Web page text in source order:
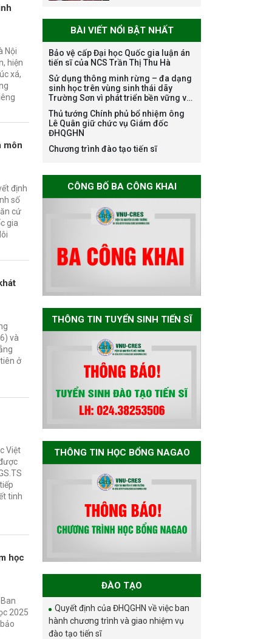
Nội
hiện
xá,
môn
định
số
cứ
gia
và
ở
Việt
tinh
học
2025
chuyên môn dùng
chung trong
ĐHQGHN
Bảo vệ luận án tiến
sĩ của NCS Trương
Mạnh Tuấn
sĩ của NCS Nguyễn
Thế Thông
Thông báo chương
trình học bổng
2027
họp Tiểu ban
chuyên môn đánh
giá hồ sơ chuyên
môn cho các thí
sinh dự tuyển
nghiên cứu sinh
đợt 1 năm 2026
Thông báo danh
sách thí sinh đủ
điều kiện dự tuyển
Chương trình đào
tạo tiến sĩ chuyên
ngành Môi trường
vững đợt 1 năm
2026
BÀI VIẾT NỔI BẬT NHẤT
Bảo vệ cấp Đại học Quốc gia luận án
tiến sĩ của NCS Trần Thị Thu Hà
Sử dụng thông minh rừng – đa dạng
sinh học trên vùng sinh thái dãy
Trường Sơn vì phát triển bền vững và
ứng phó với biến đổi khí hậu
Thủ tướng Chính phủ bổ nhiệm ông
Lê Quân giữ chức vụ Giám đốc
ĐHQGHN
Chương trình đào tạo tiến sĩ
CÔNG BỐ BA CÔNG KHAI
THÔNG TIN TUYỂN SINH TIẾN SĨ
THÔNG TIN HỌC BỔNG NAGAO
ĐÀO TẠO
Quyết định của ĐHQGHN về việc ban
hành chương trình và giao nhiệm vụ
đào tạo tiến sĩ